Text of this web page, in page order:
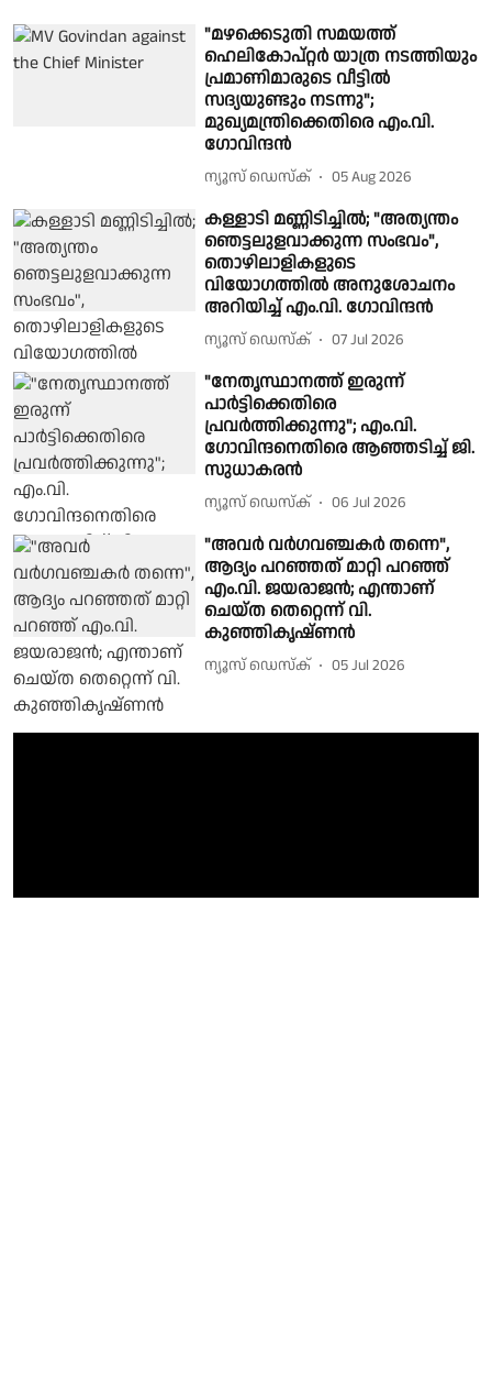
"മഴക്കെടുതി സമയത്ത്
ഹെലികോപ്റ്റർ യാത്ര നടത്തിയും
പ്രമാണിമാരുടെ വീട്ടിൽ
സദ്യയുണ്ടും നടന്നു";
മുഖ്യമന്ത്രിക്കെതിരെ എം.വി.
ഗോവിന്ദൻ
ന്യൂസ് ഡെസ്ക് 05 Aug 2026
കള്ളാടി മണ്ണിടിച്ചിൽ; "അത്യന്തം
ഞെട്ടലുളവാക്കുന്ന സംഭവം",
തൊഴിലാളികളുടെ
വിയോഗത്തിൽ അനുശോചനം
അറിയിച്ച് എം.വി. ഗോവിന്ദൻ
ന്യൂസ് ഡെസ്ക് 07 Jul 2026
"നേതൃസ്ഥാനത്ത് ഇരുന്ന്
പാർട്ടിക്കെതിരെ
പ്രവർത്തിക്കുന്നു"; എം.വി.
ഗോവിന്ദനെതിരെ ആഞ്ഞടിച്ച് ജി.
സുധാകരൻ
ന്യൂസ് ഡെസ്ക് 06 Jul 2026
"അവർ വർഗവഞ്ചകർ തന്നെ",
ആദ്യം പറഞ്ഞത് മാറ്റി പറഞ്ഞ്
എം.വി. ജയരാജൻ; എന്താണ്
ചെയ്ത തെറ്റെന്ന് വി.
കുഞ്ഞികൃഷ്ണൻ
ന്യൂസ് ഡെസ്ക് 05 Jul 2026